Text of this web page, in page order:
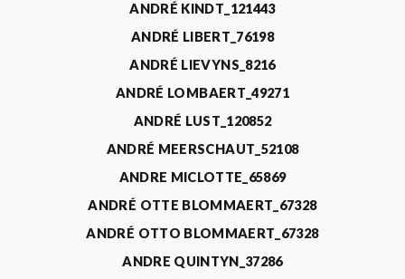
ANDRÉ KINDT_121443
ANDRÉ LIBERT_76198
ANDRÉ LIEVYNS_8216
ANDRÉ LOMBAERT_49271
ANDRÉ LUST_120852
ANDRÉ MEERSCHAUT_52108
ANDRE MICLOTTE_65869
ANDRÉ OTTE BLOMMAERT_67328
ANDRÉ OTTO BLOMMAERT_67328
ANDRE QUINTYN_37286